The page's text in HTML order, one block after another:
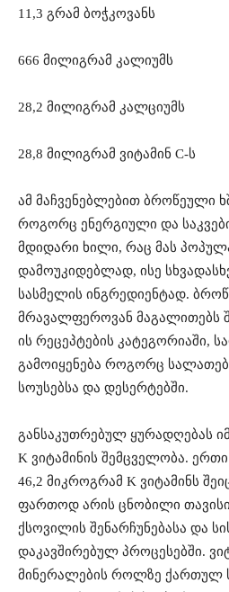
11,3 გრამ ბოჭკოვანს
666 მილიგრამ კალიუმს
28,2 მილიგრამ კალციუმს
28,8 მილიგრამ ვიტამინ C-ს
ამ მაჩვენებლებით ბროწეული
როგორც ენერგიული და
მდიდარი ხილი, რაც მას
დამოუკიდებლად, ისე
სასმელის ინგრედიენტად.
მრავალფეროვან მაგალითებს
ის რეცეპტების კატეგორიაში,
გამოიყენება როგორც
სოუსებსა და დესერტებში.
განსაკუთრებულ ყურადღებას
K ვიტამინის შემცველობა.
46,2 მიკროგრამ K ვიტამინს
ფართოდ არის ცნობილი
ქსოვილის შენარჩუნებასა და
დაკავშირებულ პროცესებში.
მინერალების როლზე ქართულ